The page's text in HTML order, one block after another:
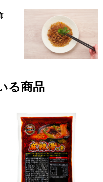
る商品